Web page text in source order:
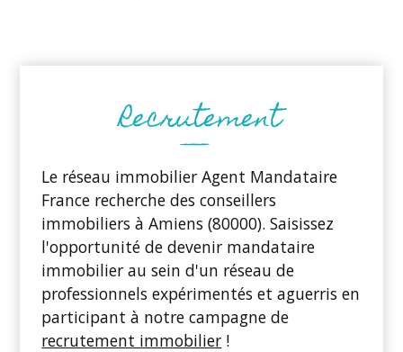
Le réseau immobilier Agent Mandataire
France recherche des conseillers
immobiliers à Amiens (80000). Saisissez
l'opportunité de devenir mandataire
immobilier au sein d'un réseau de
professionnels expérimentés et aguerris en
participant à notre campagne de
recrutement immobilier !